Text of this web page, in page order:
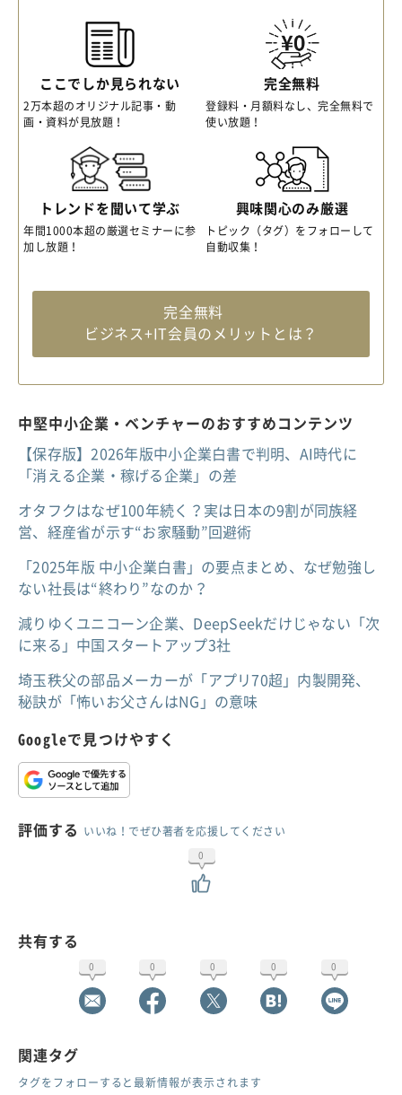
ここでしか見られない
2万本超のオリジナル記事・動
画・資料が見放題！
完全無料
登録料・月額料なし、完全無料で
使い放題！
トレンドを聞いて学ぶ
年間1000本超の厳選セミナーに参
加し放題！
興味関心のみ厳選
トピック（タグ）をフォローして
自動収集！
完全無料
ビジネス+IT会員のメリットとは？
中堅中小企業・ベンチャーのおすすめコンテンツ
【保存版】2026年版中小企業白書で判明、AI時代に
「消える企業・稼げる企業」の差
オタフクはなぜ100年続く？実は日本の9割が同族経
営、経産省が示す“お家騒動”回避術
「2025年版 中小企業白書」の要点まとめ、なぜ勉強し
ない社長は“終わり”なのか？
減りゆくユニコーン企業、DeepSeekだけじゃない「次
に来る」中国スタートアップ3社
埼玉秩父の部品メーカーが「アプリ70超」内製開発、
秘訣が「怖いお父さんはNG」の意味
Googleで見つけやすく
評価する いいね！でぜひ著者を応援してください
0
共有する
0 0 0 0 0
関連タグ
タグをフォローすると最新情報が表示されます